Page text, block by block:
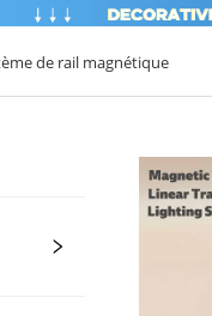
de rail magnétique